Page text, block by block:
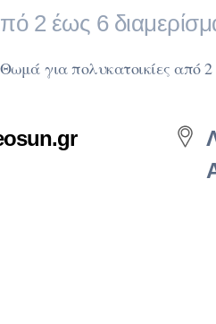
2 έως 6
Θωμά για πολυκατοικίες από